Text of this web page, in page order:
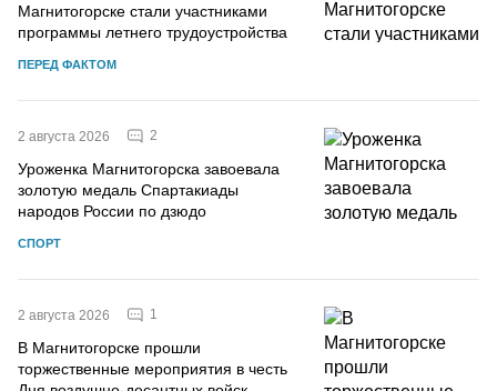
Магнитогорске стали участниками
программы летнего трудоустройства
ПЕРЕД ФАКТОМ
2 августа 2026 2
Уроженка Магнитогорска завоевала
золотую медаль Спартакиады
народов России по дзюдо
СПОРТ
2 августа 2026 1
В Магнитогорске прошли
торжественные мероприятия в честь